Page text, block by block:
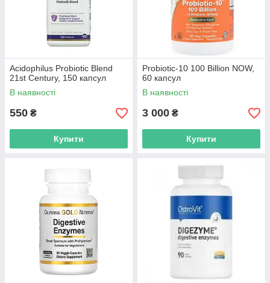
Acidophilus Probiotic Blend
21st Century, 150 капсул
В наявності
550 ₴
Купити
Probiotic-10 100 Billion NOW,
60 капсул
В наявності
3 000 ₴
Купити